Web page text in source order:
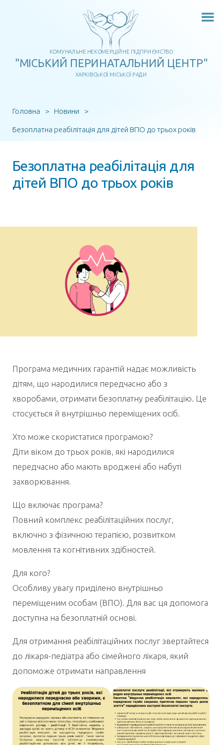
КОМУНАЛЬНЕ НЕКОМЕРЦІЙНЕ ПІДПРИЄМСТВО
"МІСЬКИЙ ПЕРИНАТАЛЬНИЙ ЦЕНТР"
ХАРКІВСЬКОЇ МІСЬКОЇ РАДИ
Головна > Новини >
Безоплатна реабілітація для дітей ВПО до трьох років
Безоплатна реабілітація для
дітей ВПО до трьох років
Програма медичних гарантій надає можливість
дітям, що народилися передчасно або з
хворобами, отримати безоплатну реабілітацію. Це
стосується й внутрішньо переміщених осіб.
Хто може скористатися програмою?
Діти віком до трьох років, які народилися
передчасно або мають вроджені або набуті
захворювання.
Що включає програма?
Повний комплекс реабілітаційних послуг,
включно з фізичною терапією, розвитком
мовлення та когнітивних здібностей.
Для кого?
Особливу увагу приділено внутрішньо
переміщеним особам (ВПО). Для вас ця допомога
доступна на безоплатній основі.
Для отримання реабілітаційних послуг звертайтеся
до лікаря-педіатра або сімейного лікаря, який
допоможе отримати направлення